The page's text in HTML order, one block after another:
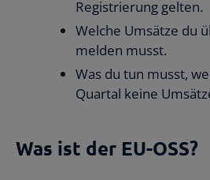
Registrierung gelten.
Welche Umsätze du
melden musst.
Was du tun musst,
Quartal keine
Was ist der EU-OSS?